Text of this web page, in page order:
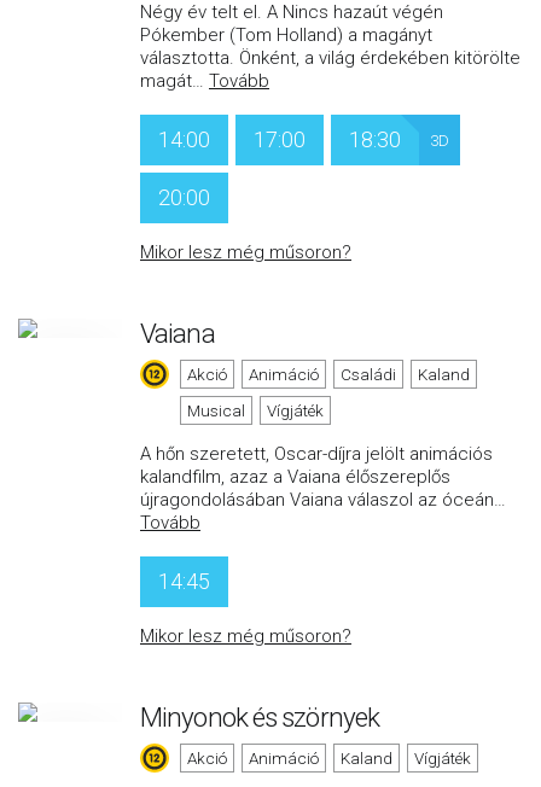
Négy év telt el. A Nincs hazaút végén
Pókember (Tom Holland) a magányt
választotta. Önként, a világ érdekében kitörölte
magát… Tovább
14:00 17:00 18:30 3D
20:00
Mikor lesz még műsoron?
Vaiana
Akció Animáció Családi
Kaland
Musical
Vígjáték
A hőn szeretett, Oscar-díjra jelölt animációs
kalandfilm, azaz a Vaiana élőszereplős
újragondolásában Vaiana válaszol az óceán…
Tovább
14:45
Mikor lesz még műsoron?
Minyonok és szörnyek
Akció Animáció Kaland Vígjáték